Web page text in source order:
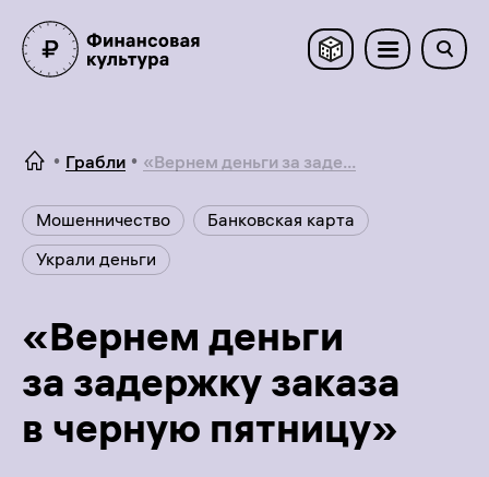
Грабли «Вернем деньги за заде...
Мошенничество
Банковская карта
Украли деньги
«Вернем деньги
за задержку заказа
в черную пятницу»